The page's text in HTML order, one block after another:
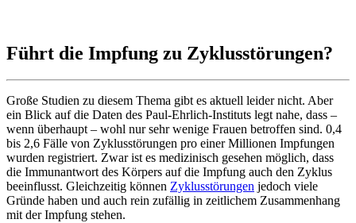
Führt die Impfung zu Zyklusstörungen?
Große Studien zu diesem Thema gibt es aktuell leider nicht. Aber
ein Blick auf die Daten des Paul-Ehrlich-Instituts legt nahe, dass –
wenn überhaupt – wohl nur sehr wenige Frauen betroffen sind. 0,4
bis 2,6 Fälle von Zyklusstörungen pro einer Millionen Impfungen
wurden registriert. Zwar ist es medizinisch gesehen möglich, dass
die Immunantwort des Körpers auf die Impfung auch den Zyklus
beeinflusst. Gleichzeitig können Zyklusstörungen jedoch viele
Gründe haben und auch rein zufällig in zeitlichem Zusammenhang
mit der Impfung stehen.